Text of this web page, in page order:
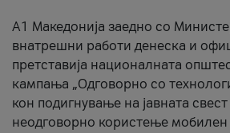
A1 Македонија заедно со
внатрешни работи денеска и
претставија националната
кампања „Одговорно со
кон подигнување на јавната
неодговорно користење